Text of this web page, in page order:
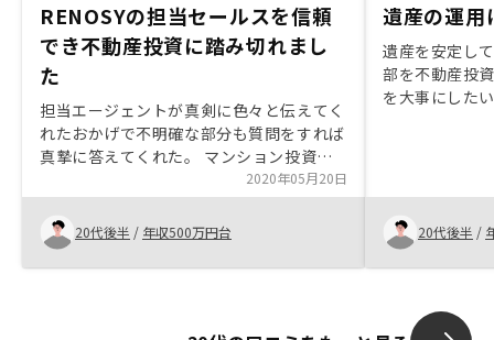
RENOSYの担当セールスを信頼
でき不動産投資に踏み切れまし
た
担当エージェントが真剣に色々と伝えてく
れたおかげで不明確な部分も質問をすれば
真摯に答えてくれた。 マンション投資自
体はかなりの長期目線なので長い間関わっ
てくると思えば信頼できるセールスマンを
探すことに尽きる。 また、他の不動産屋
で仕入れた場合は何かと自分で動かないと
いけない事も多少あるがほったらかし投資
2020年05月20日
20代後半 / 年収500万円台
遺産の運用
遺産を安定し
部を不動産投
を大事にした
20代後半 /